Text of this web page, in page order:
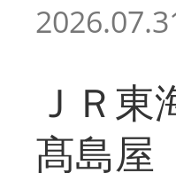
ＪＲ
髙島